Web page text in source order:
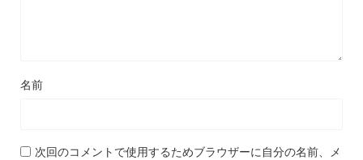
名前
次回のコメントで使用するためブラウザーに自分の名前、メ